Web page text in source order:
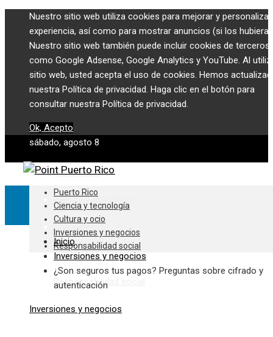
Nuestro sitio web utiliza cookies para mejorar y
experiencia, así como para mostrar anuncios (si los hubiera).
Nuestro sitio web también puede incluir cookies de terceros,
como Google Adsense, Google Analytics y YouTube. Al
sitio web, usted acepta el uso de cookies. Hemos
nuestra Política de privacidad. Haga clic en el botón para
consultar nuestra Política de privacidad.
Ok, Acepto
sábado, agosto 8
Puerto Rico
Ciencia y tecnología
Cultura y ocio
Inversiones y negocios
Responsabilidad social
Puerto Rico
Ciencia y tecnología
Cultura y ocio
Inversiones y negocios
Responsabilidad social
Inicio
Inversiones y negocios
¿Son seguros tus pagos? Preguntas sobre cifrado y
autenticación
Inversiones y negocios